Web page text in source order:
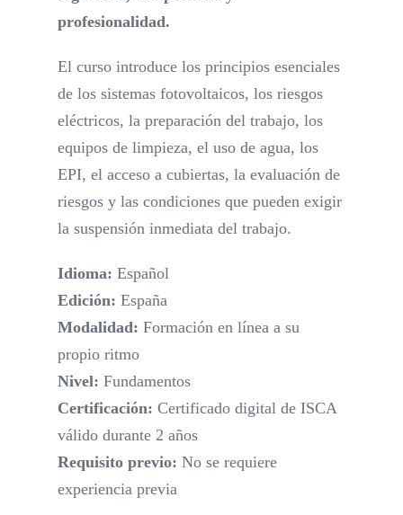
profesionalidad.
El curso introduce los principios esenciales
de los sistemas fotovoltaicos, los riesgos
eléctricos, la preparación del trabajo, los
equipos de limpieza, el uso de agua, los
EPI, el acceso a cubiertas, la evaluación de
riesgos y las condiciones que pueden exigir
la suspensión inmediata del trabajo.
Idioma: Español
Edición: España
Modalidad: Formación en línea a su
propio ritmo
Nivel: Fundamentos
Certificación: Certificado digital de ISCA
válido durante 2 años
Requisito previo: No se requiere
experiencia previa